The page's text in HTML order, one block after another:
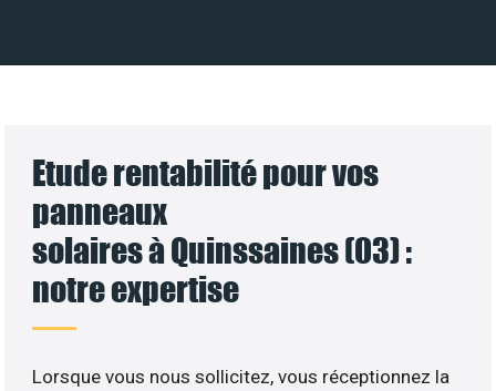
Etude rentabilité pour vos
panneaux
solaires à Quinssaines (03) :
notre expertise
Lorsque vous nous sollicitez, vous réceptionnez la